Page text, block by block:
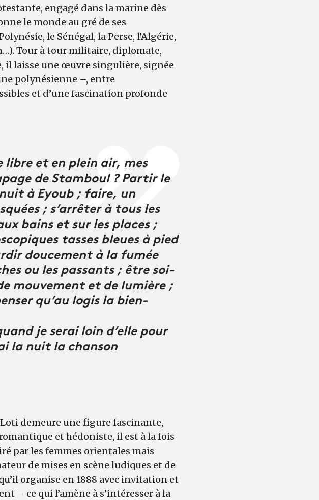
engagé dans la marine dès
le monde au gré de ses
le Sénégal, la Perse, l’Algérie,
Tour à tour militaire, diplomate,
il laisse une œuvre singulière, signée
polynésienne –, entre
et d’une fascination profonde
libre et en plein air, mes
de Stamboul ? Partir le
à Eyoub ; faire, un
; s’arrêter à tous les
bains et sur les places ;
tasses bleues à pied
doucement à la fumée
ou les passants ; être soi-
mouvement et de lumière ;
qu’au logis la bien-
je serai loin d’elle pour
la nuit la chanson
Loti demeure une figure fascinante,
et hédoniste, il est à la fois
par les femmes orientales mais
de mises en scène ludiques et de
organise en 1888 avec invitation et
– ce qui l’amène à s’intéresser à la